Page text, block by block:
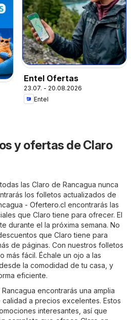
Entel Ofertas
23.07. - 20.08.2026
Entel
y ofertas de Claro
las Claro de Rancagua nunca
los folletos actualizados de
- Ofertero.cl encontrarás las
que Claro tiene para ofrecer. El
durante el la próxima semana. No
que Claro tiene para
de páginas. Con nuestros folletos
más fácil. Échale un ojo a las
la comodidad de tu casa, y
eficiente.
encontrarás una amplia
a precios excelentes. Estos
interesantes, así que